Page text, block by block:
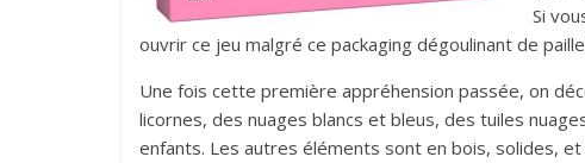
Si
ouvrir ce jeu malgré ce packaging dégoulinant de
Une fois cette première appréhension passée, on
licornes, des nuages blancs et bleus, des tuiles
enfants. Les autres éléments sont en bois, solides,